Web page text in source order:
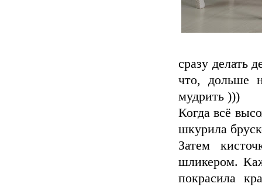
сразу делать
что, дольше
мудрить )))
Когда всё
шкурила
Затем
шликером.
покрасила